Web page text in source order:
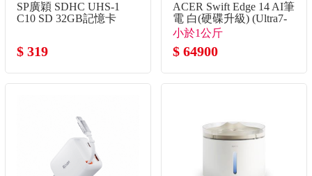
SP廣穎 SDHC UHS-1
C10 SD 32GB記憶卡
$ 319
ACER Swift Edge 14 AI筆
電 白(硬碟升級) (Ultra7-
355/32G/2TB SSD/W11)
小於1公斤
$ 64900